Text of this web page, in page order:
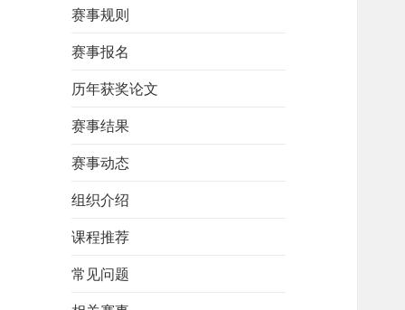
赛事规则
赛事报名
历年获奖论文
赛事结果
赛事动态
组织介绍
课程推荐
常见问题